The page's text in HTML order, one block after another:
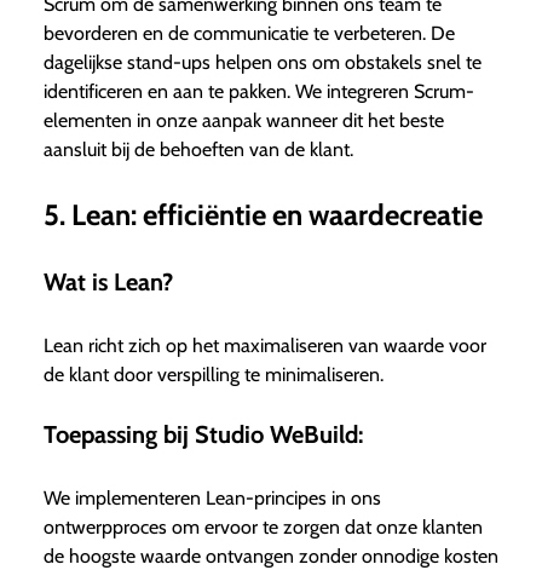
bevorderen en de communicatie te verbeteren. De
dagelijkse stand-ups helpen ons om obstakels snel te
identificeren en aan te pakken. We integreren Scrum-
elementen in onze aanpak wanneer dit het beste
aansluit bij de behoeften van de klant.
5. Lean: efficiëntie en waardecreatie
Wat is Lean?
Lean richt zich op het maximaliseren van waarde voor
de klant door verspilling te minimaliseren.
Toepassing bij Studio WeBuild:
We implementeren Lean-principes in ons
ontwerpproces om ervoor te zorgen dat onze klanten
de hoogste waarde ontvangen zonder onnodige kosten